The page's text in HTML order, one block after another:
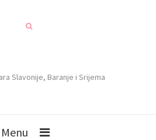
Slavonije, Baranje i Srijema
Menu